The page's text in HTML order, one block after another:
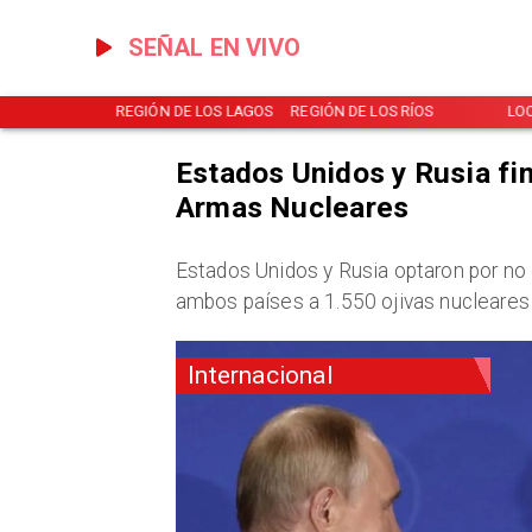
SEÑAL EN VIVO
REGIÓN DE LOS LAGOS REGIÓN DE LOS RÍOS
Internacional
Estados Unidos y Rusia
Armas Nucleares
Estados Unidos y Rusia optaron por
ambos países a 1.550 ojivas